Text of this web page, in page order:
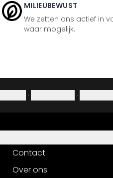
MILIEUBEWUST
We zetten ons actief in
waar mogelijk.
· ·
Contact
Over ons